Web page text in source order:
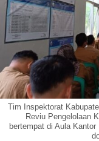
Tim Inspektorat
Reviu Pengelolaan
bertempat di Aula